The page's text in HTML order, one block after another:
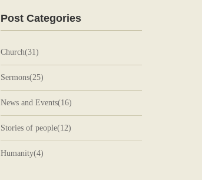
Post Categories
Church(31)
Sermons(25)
News and Events(16)
Stories of people(12)
Humanity(4)